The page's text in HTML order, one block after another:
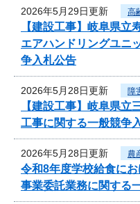
2026年5月29日更新 高
【建設工事】岐阜県立
エアハンドリングユニ
争入札公告
2026年5月28日更新 障
【建設工事】岐阜県立
工事に関する一般競争
2026年5月28日更新 農
令和8年度学校給食に
事業委託業務に関する